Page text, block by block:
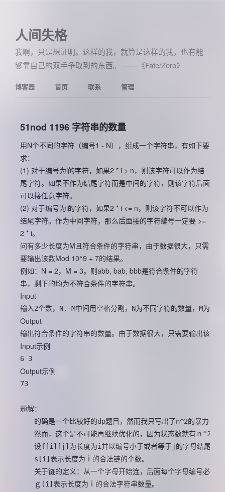
人间失格
我啊，只是想证明。这样的我，就算是这样的我，也有能
够靠自己的双手争取到的东西。 ——《Fate/Zero》
博客园 首页 联系 管理
51nod 1196 字符串的数量
用N个不同的字符（编号1 - N），组成一个字符串，有如下要
求：
(1) 对于编号为i的字符，如果2 * i > n，则该字符可以作为结
尾字符。如果不作为结尾字符而是中间的字符，则该字符后面
可以接任意字符。
(2) 对于编号为i的字符，如果2 * i <= n，则该字符不可以作为
结尾字符。作为中间字符，那么后面接的字符编号一定要 >=
2 * i。
问有多少长度为M且符合条件的字符串，由于数据很大，只需
要输出该数Mod 10^9 + 7的结果。
例如：N = 2，M = 3。则abb, bab, bbb是符合条件的字符
串，剩下的均为不符合条件的字符串。
Input
输入2个数，N, M中间用空格分割，N为不同字符的数量，M为字
Output
输出符合条件的字符串的数量。由于数据很大，只需要输出该数
Input示例
6 3
Output示例
73
题解：
的确是一个比较好的dp题目，然而我只写出了n^2的暴力ｄ
然而，这个是不可能再继续优化的，因为状态数就有ｎ^2个
设f[i][j]为长度为i并以编号小于或者等于j的字母结尾的不完
s[i]表示长度为ｉ的合法链的个数。
关于链的定义：从一个字母开始连，后面每个字母编号必须
ｇ[i]表示长度为ｉ的合法字符串数量。